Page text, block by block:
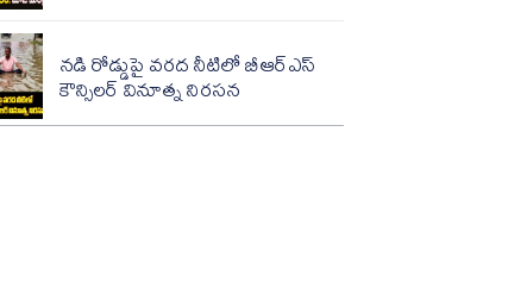
నడి రోడ్డుపై వరద నీటిలో బీఆర్ఎస్
కౌన్సిలర్ వినూత్న నిరసన